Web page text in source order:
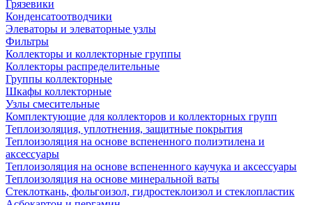
Грязевики
Конденсатоотводчики
Элеваторы и элеваторные узлы
Фильтры
Коллекторы и коллекторные группы
Коллекторы распределительные
Группы коллекторные
Шкафы коллекторные
Узлы смесительные
Комплектующие для коллекторов и коллекторных групп
Теплоизоляция, уплотнения, защитные покрытия
Теплоизоляция на основе вспененного полиэтилена и
аксессуары
Теплоизоляция на основе вспененного каучука и аксессуары
Теплоизоляция на основе минеральной ваты
Стеклоткань, фольгоизол, гидростеклоизол и стеклопластик